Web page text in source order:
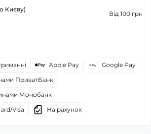
Києву)
Від 100 грн
Apple Pay
Google Pay
ПриватБанк
Монобанк
Visa
На рахунок